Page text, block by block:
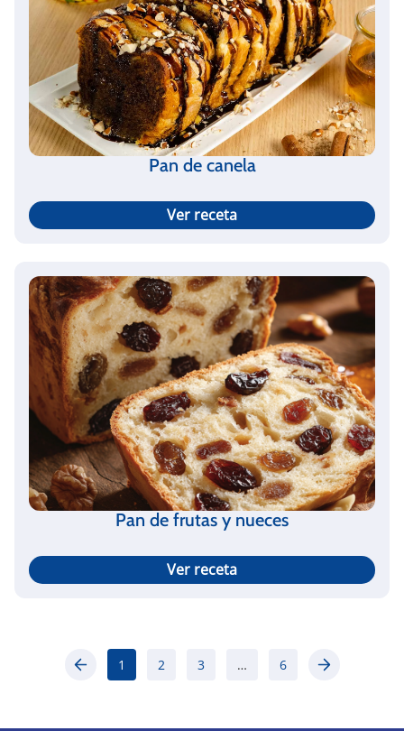
Pan de canela
Ver receta
Pan de frutas y nueces
Ver receta
1 2 3 … 6